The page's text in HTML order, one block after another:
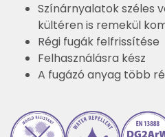
Színárnyalatok széles
kültéren is remekül
Régi fugák felfrissítése
Felhasználásra kész
A fugázó anyag több